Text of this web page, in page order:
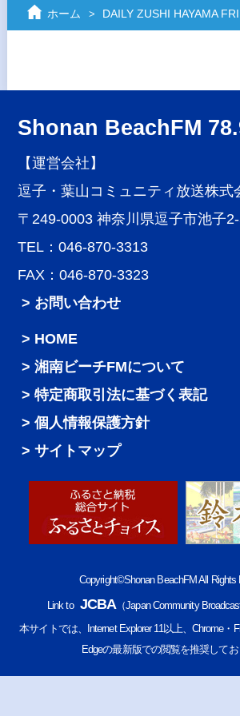
ホーム DAILY ZUSHI HAYAMA
Shonan BeachFM
【運営会社】
逗子・葉山コミュニティ放送株式
〒249-0003 神奈川県逗子市池子
TEL：046-870-3313
FAX：046-870-3323
> お問い合わせ
HOME
湘南ビーチFMについて
特定商取引法に基づく表記
個人情報保護方針
サイトマップ
Copyright©Shonan BeachFM All Rights
Link to JCBA（Japan Community
本サイトでは、Internet Explorer 11以上、Chrome・
Edgeの最新版での閲覧を推奨してお